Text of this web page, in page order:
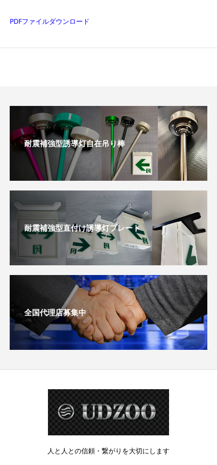
PDFファイルダウンロード
耐震補強型誘導灯自在吊り棒
耐震補強型直付け誘導灯プレート
全国代理店募集中
人と人との信頼・繋がりを大切にします